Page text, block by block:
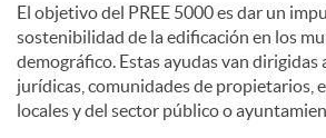
o
c
El objetivo del PREE 5000 es dar un
sostenibilidad de la edificación en los
demográfico. Estas ayudas van dirigidas
jurídicas, comunidades de propietarios,
locales y del sector público o